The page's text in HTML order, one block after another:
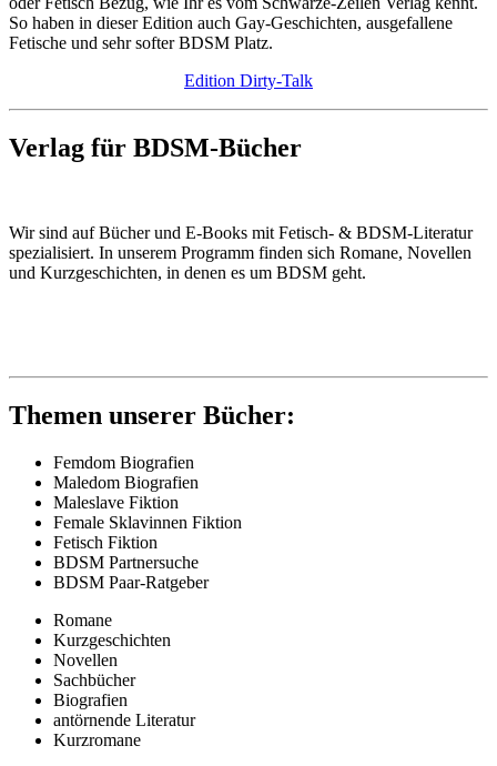
So haben in dieser Edition auch Gay-Geschichten, ausgefallene
Fetische und sehr softer BDSM Platz.
Edition Dirty-Talk
Verlag für BDSM-Bücher
Wir sind auf Bücher und E-Books mit Fetisch- & BDSM-Literatur
spezialisiert. In unserem Programm finden sich Romane, Novellen
und Kurzgeschichten, in denen es um BDSM geht.
Themen unserer Bücher:
Femdom Biografien
Maledom Biografien
Maleslave Fiktion
Female Sklavinnen Fiktion
Fetisch Fiktion
BDSM Partnersuche
BDSM Paar-Ratgeber
Romane
Kurzgeschichten
Novellen
Sachbücher
Biografien
antörnende Literatur
Kurzromane